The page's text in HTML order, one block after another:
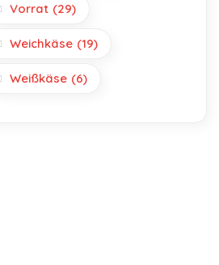
Vorrat (29)
Weichkäse (19)
Weißkäse (6)